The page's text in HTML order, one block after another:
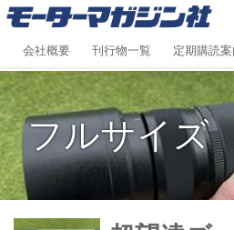
会社概要 刊行物一覧 定期購読案
フルサイズ